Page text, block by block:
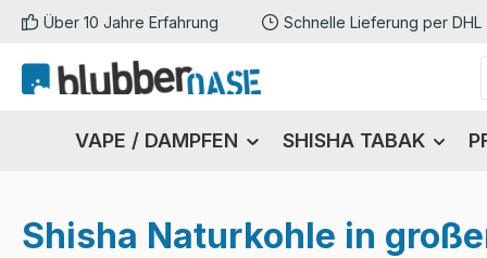
Hauptinhalt springen
Zur Suche springen
Zur Hauptnavigation springen
Über 10 Jahre Erfahrung Schnelle Lieferung per DHL
VAPE / DAMPFEN SHISHA TABAK
Shisha Naturkohle in